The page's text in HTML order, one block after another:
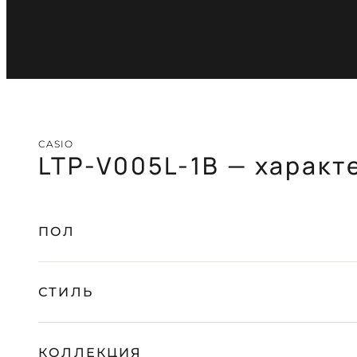
CASIO
LTP-V005L-1B —
ПОЛ
СТИЛЬ
КОЛЛЕКЦИЯ